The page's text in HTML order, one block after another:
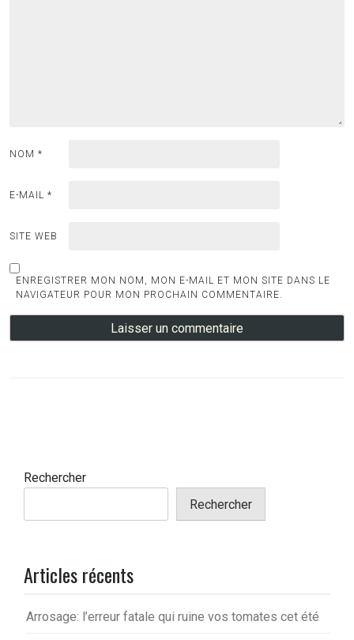
NOM *
E-MAIL *
SITE WEB
ENREGISTRER MON NOM, MON E-MAIL ET MON SITE DANS LE
NAVIGATEUR POUR MON PROCHAIN COMMENTAIRE.
Rechercher
Rechercher
Articles récents
Arrosage: l’erreur fatale qui ruine vos tomates cet été